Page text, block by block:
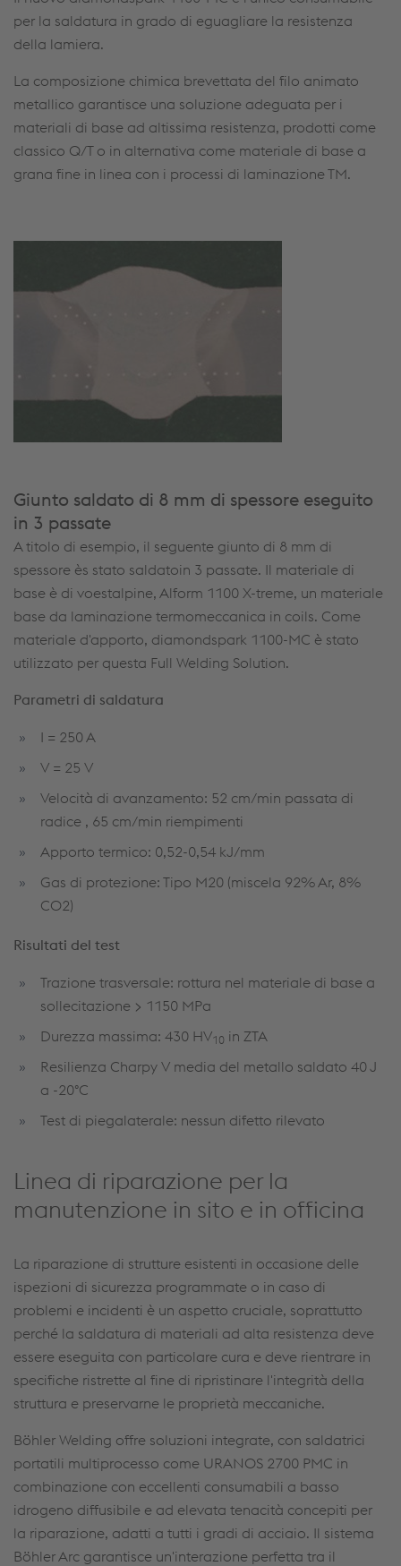
per la saldatura in grado di eguagliare la resistenza
della lamiera.
La composizione chimica brevettata del filo animato
metallico garantisce una soluzione adeguata per i
materiali di base ad altissima resistenza, prodotti come
classico Q/T o in alternativa come materiale di base a
grana fine in linea con i processi di laminazione TM.
Giunto saldato di 8 mm di spessore eseguito
in 3 passate
A titolo di esempio, il seguente giunto di 8 mm di
spessore ès stato saldatoin 3 passate. Il materiale di
base è di voestalpine, Alform 1100 X-treme, un materiale
base da laminazione termomeccanica in coils. Come
materiale d'apporto, diamondspark 1100-MC è stato
utilizzato per questa Full Welding Solution.
Parametri di saldatura
I = 250 A
V = 25 V
Velocità di avanzamento: 52 cm/min passata di
radice , 65 cm/min riempimenti
Apporto termico: 0,52-0,54 kJ/mm
Gas di protezione: Tipo M20 (miscela 92% Ar, 8%
CO2)
Risultati del test
Trazione trasversale: rottura nel materiale di base a
sollecitazione > 1150 MPa
Durezza massima: 430 HV10 in ZTA
Resilienza Charpy V media del metallo saldato 40 J
a -20°C
Test di piegalaterale: nessun difetto rilevato
Linea di riparazione per la
manutenzione in sito e in officina
La riparazione di strutture esistenti in occasione delle
ispezioni di sicurezza programmate o in caso di
problemi e incidenti è un aspetto cruciale, soprattutto
perché la saldatura di materiali ad alta resistenza deve
essere eseguita con particolare cura e deve rientrare in
specifiche ristrette al fine di ripristinare l'integrità della
struttura e preservarne le proprietà meccaniche.
Böhler Welding offre soluzioni integrate, con saldatrici
portatili multiprocesso come URANOS 2700 PMC in
combinazione con eccellenti consumabili a basso
idrogeno diffusibile e ad elevata tenacità concepiti per
la riparazione, adatti a tutti i gradi di acciaio. Il sistema
Böhler Arc garantisce un'interazione perfetta tra il